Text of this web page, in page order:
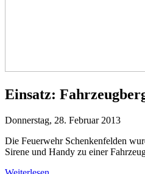
Einsatz:
Donnerstag, 28. Februar 2013
Die Feuerwehr Schenkenfelden
Sirene und Handy zu einer